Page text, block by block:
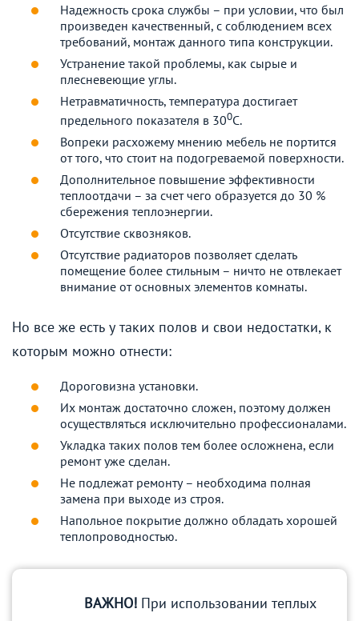
Надежность срока службы – при условии, что был
произведен качественный, с соблюдением всех
требований, монтаж данного типа конструкции.
Устранение такой проблемы, как сырые и
плесневеющие углы.
Нетравматичность, температура достигает
предельного показателя в 300С.
Вопреки расхожему мнению мебель не портится
от того, что стоит на подогреваемой поверхности.
Дополнительное повышение эффективности
теплоотдачи – за счет чего образуется до 30 %
сбережения теплоэнергии.
Отсутствие сквозняков.
Отсутствие радиаторов позволяет сделать
помещение более стильным – ничто не отвлекает
внимание от основных элементов комнаты.
Но все же есть у таких полов и свои недостатки, к
которым можно отнести:
Дороговизна установки.
Их монтаж достаточно сложен, поэтому должен
осуществляться исключительно профессионалами.
Укладка таких полов тем более осложнена, если
ремонт уже сделан.
Не подлежат ремонту – необходима полная
замена при выходе из строя.
Напольное покрытие должно обладать хорошей
теплопроводностью.
ВАЖНО! При использовании теплых